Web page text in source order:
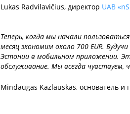
Lukas Radvilavičius, директор UAB
Теперь, когда мы начали
месяц экономим около 700 EUR.
Эстонии в мобильном приложении.
обслуживание. Мы всегда
Mindaugas Kazlauskas, основатель и